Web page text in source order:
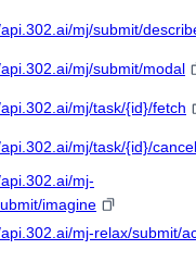
mj/submit/
mj/submit/modal
mj/task/{id}/fetch
mj/task/{id}/cancel
mj-
imagine
mj-relax/submit/